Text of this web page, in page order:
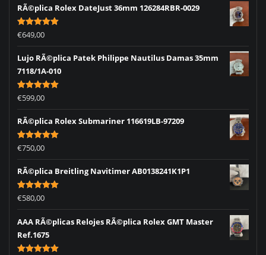
RÃ©plica Rolex DateJust 36mm 126284RBR-0029
Rated5.00
out of 5
€649,00
Lujo RÃ©plica Patek Philippe Nautilus Damas 35mm
7118/1A-010
Rated5.00
out of 5
€599,00
RÃ©plica Rolex Submariner 116619LB-97209
Rated5.00
out of 5
€750,00
RÃ©plica Breitling Navitimer AB0138241K1P1
Rated5.00
out of 5
€580,00
AAA RÃ©plicas Relojes RÃ©plica Rolex GMT Master
Ref.1675